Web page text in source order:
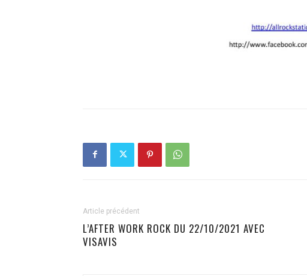
Article précédent
L’AFTER WORK ROCK DU 22/10/2021 AVEC
VISAVIS